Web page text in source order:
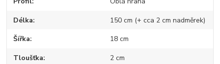
Délka 150 cm (+ cca 2 cm nadměrek)
Šířka 18 cm
Tloušťka 2 cm